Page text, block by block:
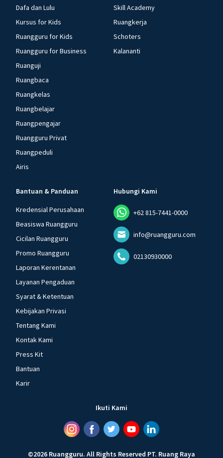
Dafa dan Lulu
Kursus for Kids
Ruangguru for Kids
Ruangguru for Business
Ruanguji
Ruangbaca
Ruangkelas
Ruangbelajar
Ruangpengajar
Ruangguru Privat
Ruangpeduli
Airis
Skill Academy
Ruangkerja
Schoters
Kalananti
Bantuan & Panduan
Kredensial Perusahaan
Beasiswa Ruangguru
Cicilan Ruangguru
Promo Ruangguru
Laporan Kerentanan
Layanan Pengaduan
Syarat & Ketentuan
Kebijakan Privasi
Tentang Kami
Kontak Kami
Press Kit
Bantuan
Karir
Hubungi Kami
+62 815-7441-0000
info@ruangguru.com
02130930000
Ikuti Kami
©2026 Ruangguru. All Rights Reserved PT. Ruang Raya